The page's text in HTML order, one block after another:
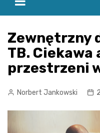
Zewnętrzny
TB.
przestrzeni
Norbert Jankowski